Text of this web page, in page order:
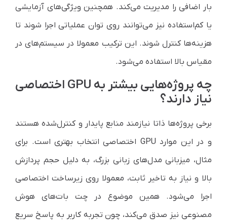
بار اضافی را مدیریت می‌کند. همچنین ویژگی‌های آزمایشی
یا کم‌استفاده نیز می‌توانند روی توان عملیاتی اجرا شوند تا
هزینه‌ها کنترل شوند. این ترکیب معمولا در سیستم‌های در
مقیاس بالا استفاده می‌شود.
چه پروژه‌هایی بیشتر به GPU اختصاصی
نیاز دارند؟
برخی پروژه‌ها ذاتا نیازمند منابع پایدار و کنترل‌شده هستند
و در این موارد GPU اختصاصی انتخاب بهتری است. برای
مثال، میزبانی مدل‌های زبانی بزرگ، به دلیل حجم پردازش
بالا و نیاز به تاخیر ثابت، معمولا روی زیرساخت اختصاصی
اجرا می‌شود. همین موضوع در چت بات‌های هوش
مصنوعی نیز صدق می‌کند، چون تجربه کاربر به پاسخ سریع